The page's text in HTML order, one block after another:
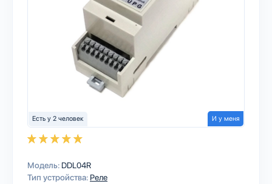
Есть у 2 человек И у меня
Модель: DDL04R
Тип устройства: Реле